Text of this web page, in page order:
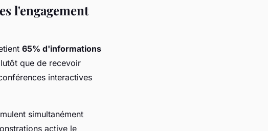
l'engagement
65% d'informations
que de recevoir
interactives
simultanément
active le